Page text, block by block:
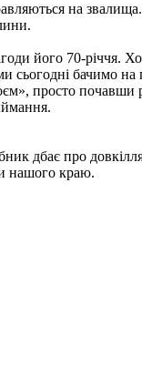
на звалища.
його 70-річчя.
сьогодні бачимо
просто почавши
дбає про
нашого краю.